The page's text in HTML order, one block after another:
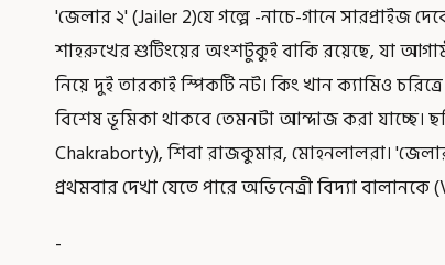
'জেলার ২' (Jailer 2)যে গল্পে -নাচে-গানে সারপ্রাইজ
শাহরুখের শুটিংয়ের অংশটুকুই বাকি রয়েছে, যা
নিয়ে দুই তারকাই স্পিকটি নট। কিং খান ক্যামিও
বিশেষ ভূমিকা থাকবে তেমনটা আন্দাজ করা যাচ্ছে।
Chakraborty), শিবা রাজকুমার, মোহনলালরা।
প্রথমবার দেখা যেতে পারে অভিনেত্রী বিদ্যা বালানকে
-